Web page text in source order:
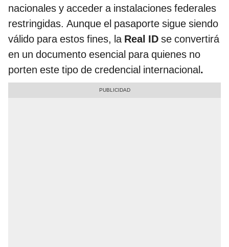
nacionales y acceder a instalaciones federales
restringidas. Aunque el pasaporte sigue siendo
válido para estos fines, la Real ID se convertirá
en un documento esencial para quienes no
porten este tipo de credencial internacional.